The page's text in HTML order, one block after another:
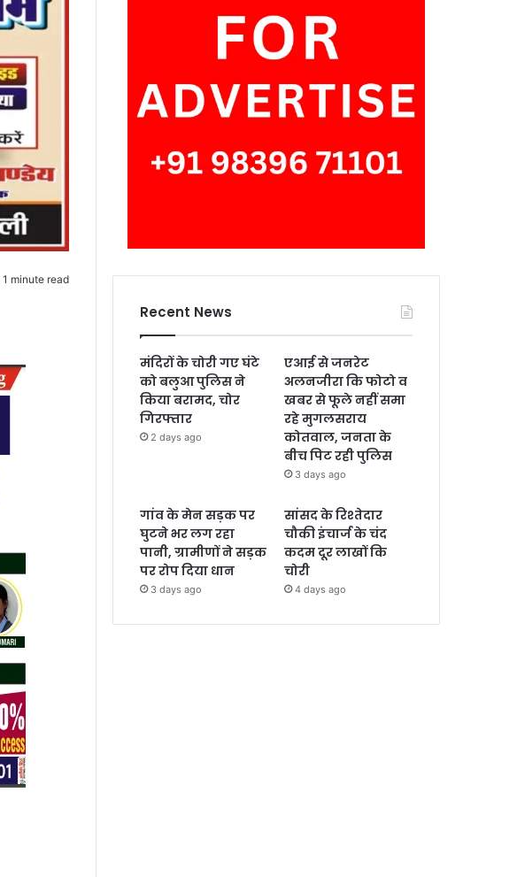
1 minute read
Recent News
मंदिरों के चोरी गए घंटे
को बलुआ पुलिस ने
किया बरामद, चोर
गिरफ्तार
2 days ago
एआई से जनरेट
अलनजीरा कि फोटो व
खबर से फूले नहीं समा
रहे मुगलसराय
कोतवाल, जनता के
बीच पिट रही पुलिस
3 days ago
गांव के मेन सड़क पर
घुटने भर लग रहा
पानी, ग्रामीणों ने सड़क
पर रोप दिया धान
3 days ago
सांसद के रिश्तेदार
चौकी इंचार्ज के चंद
कदम दूर लाखों कि
चोरी
4 days ago